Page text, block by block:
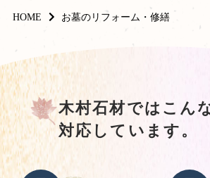
HOME お墓のリフォーム・修繕
木村石材ではこん
対応しています。